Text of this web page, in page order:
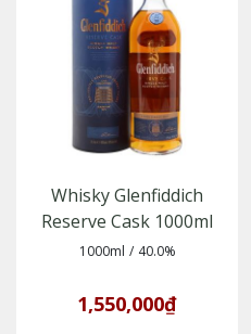
Whisky Glenfiddich
Reserve Cask 1000ml
(5010327323176)
1000ml / 40.0%
1,550,000₫